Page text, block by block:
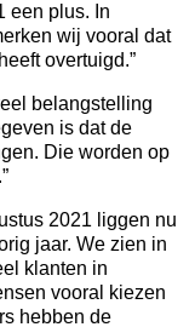
een plus. In
wij vooral dat
overtuigd.”
belangstelling
is dat de
Die worden op
2021 liggen nu
jaar. We zien in
klanten in
vooral kiezen
hebben de